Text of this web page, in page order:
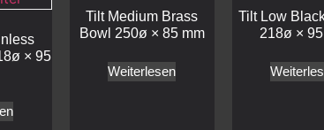
× 95
Tilt Medium Brass
Bowl 250ø × 85 mm
Weiterlesen
Tilt Low
218ø ×